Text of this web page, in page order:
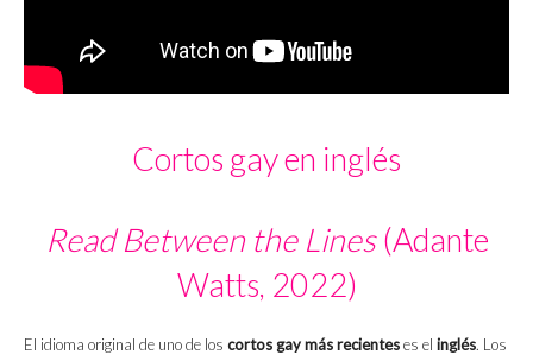
Cortos gay en inglés
Read Between the Lines(Adante
Watts, 2022)
El idioma original de uno de los cortos gay más recienteses el inglés. Los